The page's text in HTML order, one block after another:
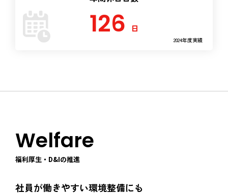
126 日
2024年度実績
Welfare
福利厚生・D&Iの推進
社員が働きやすい環境整備にも